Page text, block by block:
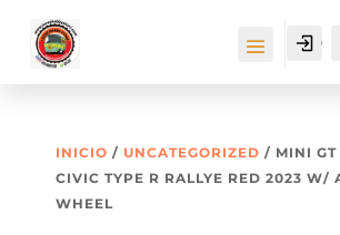
INICIO / UNCATEGORIZED / MINI GT
CIVIC TYPE R RALLYE RED 2023 W/
WHEEL